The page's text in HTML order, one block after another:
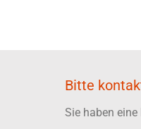
Bitte
Sie haben